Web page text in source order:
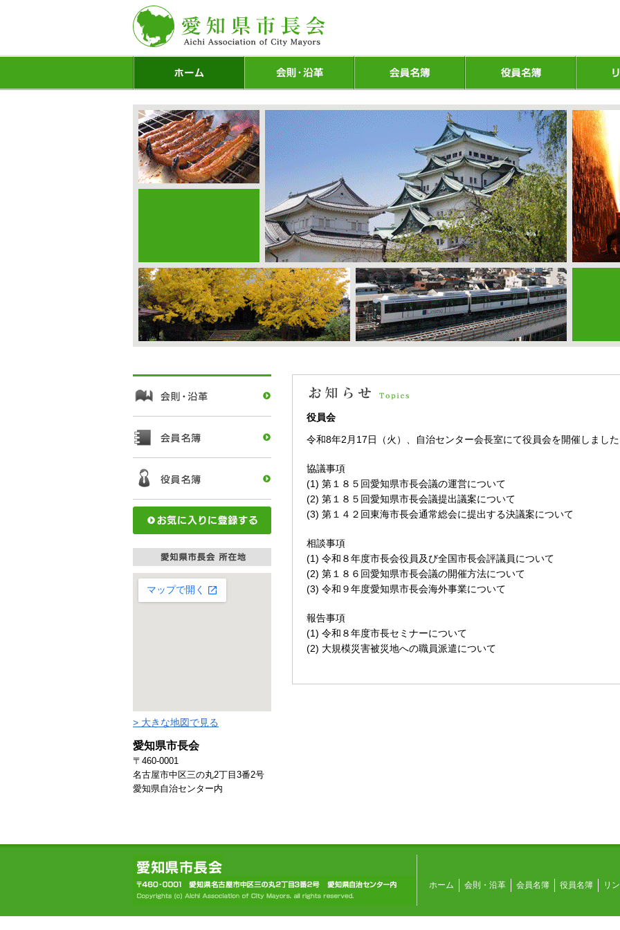
役員会
令和8年2月17日（火）、自治センター会長室にて役員会を開催しまし
協議事項
(1) 第１８５回愛知県市長会議の運営について
(2) 第１８５回愛知県市長会議提出議案について
(3) 第１４２回東海市長会通常総会に提出する決議案について
相談事項
(1) 令和８年度市長会役員及び全国市長会評議員について
(2) 第１８６回愛知県市長会議の開催方法について
(3) 令和９年度愛知県市長会海外事業について
報告事項
(1) 令和８年度市長セミナーについて
(2) 大規模災害被災地への職員派遣について
> 大きな地図で見る
愛知県市長会
〒460-0001
名古屋市中区三の丸2丁目3番2号
愛知県自治センター内
ホーム 会則・沿革 会員名簿 役員名簿 リ